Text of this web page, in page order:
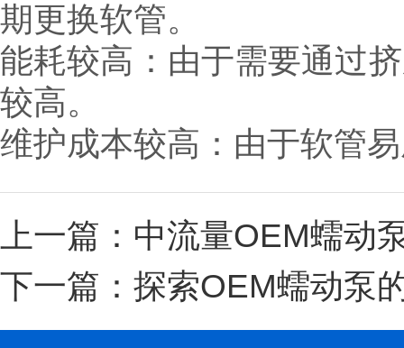
期更换软管。
能耗较高：由于需要通过
较高。
维护成本较高：由于软管
上一篇： 中流量OEM蠕动
下一篇： 探索OEM蠕动泵